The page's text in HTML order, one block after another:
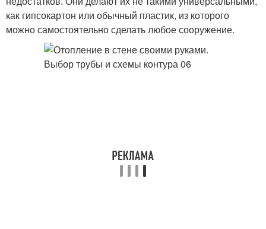
как гипсокартон или обычный пластик, из которого
можно самостоятельно сделать любое сооружение.